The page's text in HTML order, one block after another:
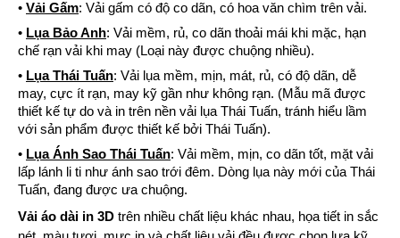
• Vải Gấm: Vải gấm có độ co dãn, có hoa văn chìm trên vải.
• Lụa Bảo Anh: Vải mềm, rủ, co dãn thoải mái khi mặc, hạn
chế rạn vải khi may (Loại này được chuộng nhiều).
• Lụa Thái Tuấn: Vải lụa mềm, mịn, mát, rủ, có độ dãn, dễ
may, cực ít rạn, may kỹ gần như không rạn. (Mẫu mã được
thiết kế tự do và in trên nền vải lụa Thái Tuấn, tránh hiểu lầm
với sản phẩm được thiết kế bởi Thái Tuấn).
• Lụa Ánh Sao Thái Tuấn: Vải mềm, mịn, co dãn tốt, mặt vải
lấp lánh li ti như ánh sao trới đêm. Dòng lụa này mới của Thái
Tuấn, đang được ưa chuộng.
Vải áo dài in 3D trên nhiều chất liệu khác nhau, họa tiết in sắc